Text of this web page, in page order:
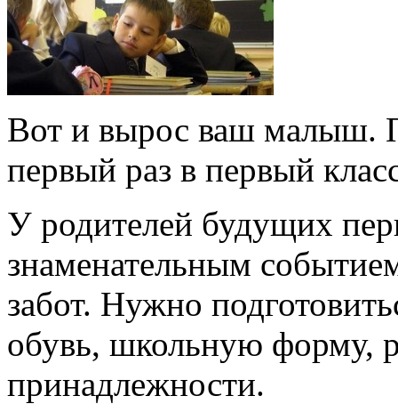
Вот и вырос ваш малыш.
первый раз в первый
У родителей будущих
знаменательным
забот. Нужно
обувь, школьную форму,
принадлежности.